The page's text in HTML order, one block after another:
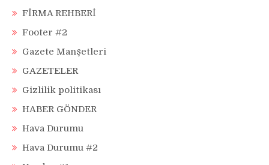
FİRMA REHBERİ
Footer #2
Gazete Manşetleri
GAZETELER
Gizlilik politikası
HABER GÖNDER
Hava Durumu
Hava Durumu #2